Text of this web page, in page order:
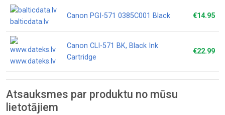
balticdata.lv
Canon PGI-571 0385C001 Black €14.95
www.dateks.lv
Canon CLI-571 BK, Black Ink
Cartridge
€22.99
Atsauksmes par produktu no mūsu
lietotājiem